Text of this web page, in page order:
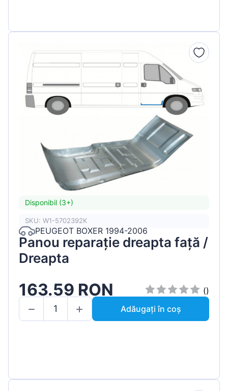
Disponibil (3+)
SKU: W1-5702392K
PEUGEOT BOXER 1994-2006
Panou reparație dreapta față /
Dreapta
163.59 RON
()
Adăugați în coș